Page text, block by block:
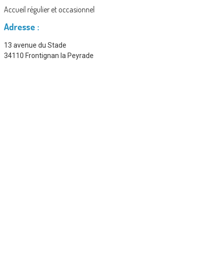
de
:
Accueil régulier et occasionnel
Adresse :
13 avenue du Stade
34110 Frontignan la Peyrade